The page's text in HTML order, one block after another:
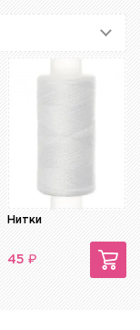
Нитки
45 ₽